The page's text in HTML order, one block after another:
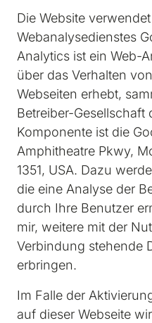
Die Website
Webanalysedienstes
Analytics ist ein Web-
über das Verhalten
Webseiten erhebt,
Betreiber-
Komponente ist die
Amphitheatre Pkwy,
1351, USA. Dazu
die eine Analyse der
durch Ihre Benutzer
mir, weitere mit der
Verbindung stehende
erbringen.
Im Falle der
auf dieser Webseite